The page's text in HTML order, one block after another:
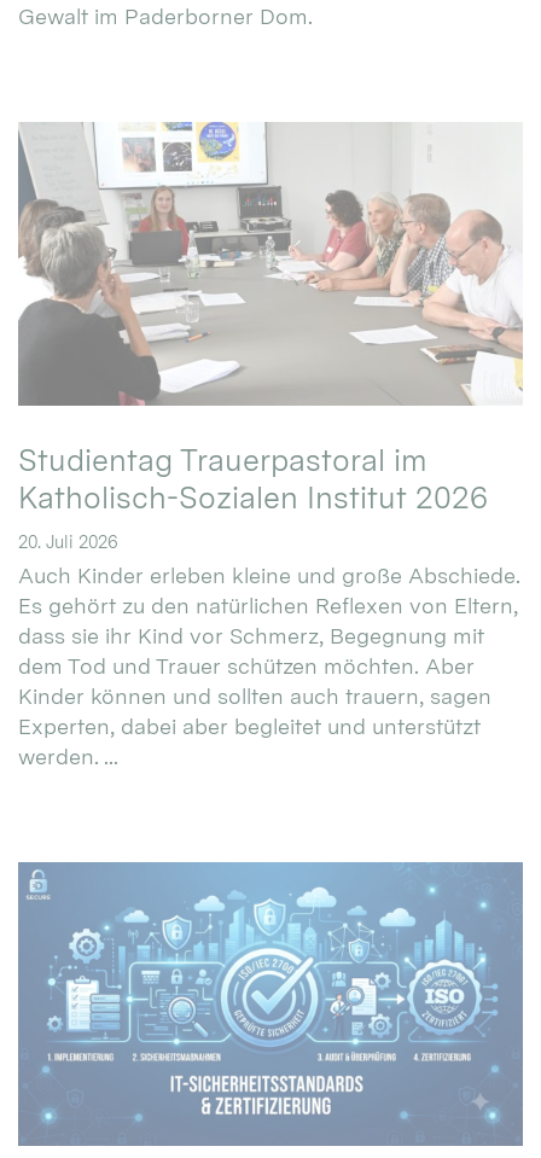
Gewalt im Paderborner Dom.
Studientag Trauerpastoral im
Katholisch-Sozialen Institut 2026
20. Juli 2026
Auch Kinder erleben kleine und große Abschiede.
Es gehört zu den natürlichen Reflexen von Eltern,
dass sie ihr Kind vor Schmerz, Begegnung mit
dem Tod und Trauer schützen möchten. Aber
Kinder können und sollten auch trauern, sagen
Experten, dabei aber begleitet und unterstützt
werden. ...